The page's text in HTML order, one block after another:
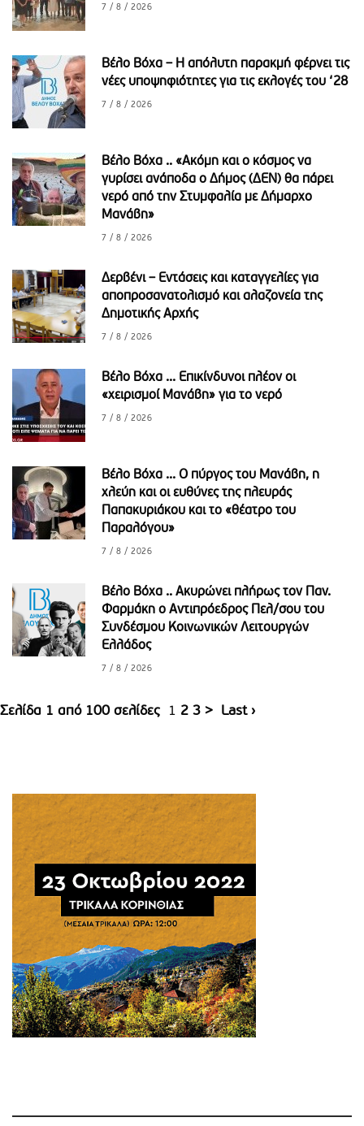
7 / 8 / 2026
Βέλο Βόχα – Η απόλυτη παρακμή φέρνει τις
νέες υποψηφιότητες για τις εκλογές του ‘28
7 / 8 / 2026
Βέλο Βόχα .. «Ακόμη και ο κόσμος να
γυρίσει ανάποδα ο Δήμος (ΔΕΝ) θα πάρει
νερό από την Στυμφαλία με Δήμαρχο
Μανάβη»
7 / 8 / 2026
Δερβένι – Εντάσεις και καταγγελίες για
αποπροσανατολισμό και αλαζονεία της
Δημοτικής Αρχής
7 / 8 / 2026
Βέλο Βόχα ... Επικίνδυνοι πλέον οι
«χειρισμοί Μανάβη» για το νερό
7 / 8 / 2026
Βέλο Βόχα ... Ο πύργος του Μανάβη, η
χλεύη και οι ευθύνες της πλευράς
Παπακυριάκου και το «θέατρο του
Παραλόγου»
7 / 8 / 2026
Βέλο Βόχα .. Ακυρώνει πλήρως τον Παν.
Φαρμάκη ο Αντιπρόεδρος Πελ/σου του
Συνδέσμου Κοινωνικών Λειτουργών
Ελλάδος
7 / 8 / 2026
Σελίδα 1 από 100 σελίδες 1 2 3 > Last ›